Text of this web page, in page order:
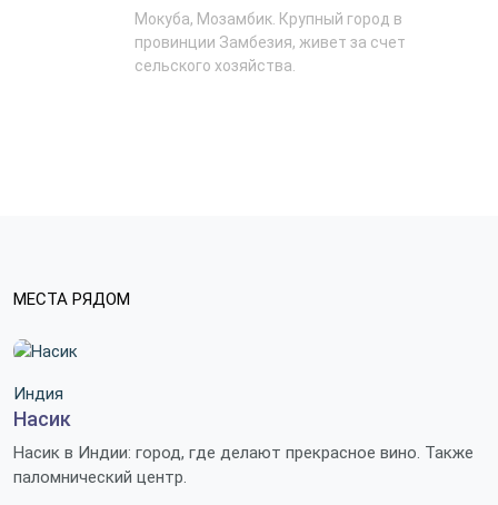
Мокуба, Мозамбик. Крупный город в
провинции Замбезия, живет за счет
сельского хозяйства.
МЕСТА РЯДОМ
Индия
Насик
Насик в Индии: город, где делают прекрасное вино. Также
паломнический центр.